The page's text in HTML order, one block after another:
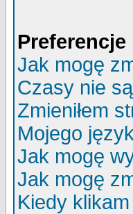
Jak mogę
Czasy nie
Zmieniłem
Mojego
Jak mogę
Jak mogę
Kiedy